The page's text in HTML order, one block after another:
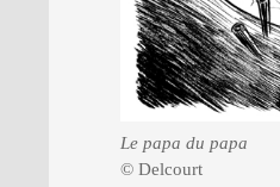
Le papa du papa
© Delcourt